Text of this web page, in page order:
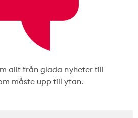
allt från glada nyheter till
måste upp till ytan.